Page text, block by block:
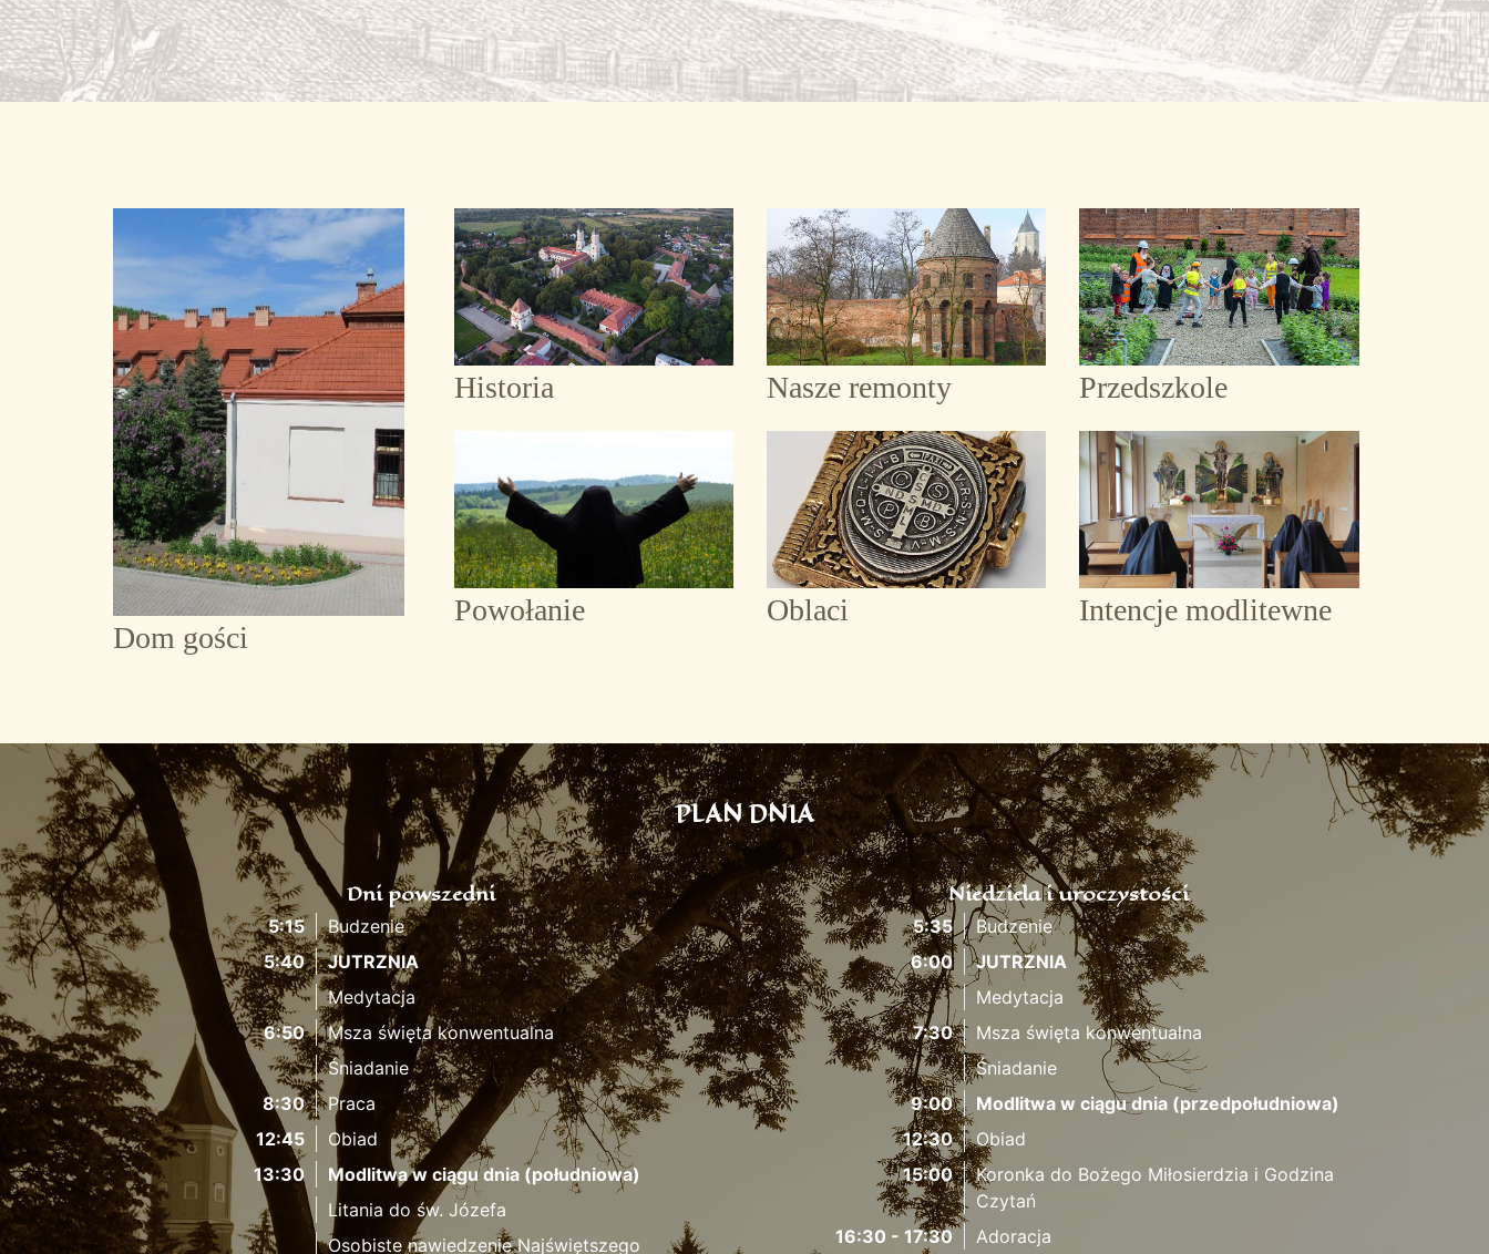
Dom gości
Historia Nasze remonty Przedszkole
Powołanie Oblaci Intencje modlitewne
PLAN DNIA
Dni powszedni
5:15
Budzenie
5:40
JUTRZNIA
Medytacja
6:50
Msza święta konwentualna
Śniadanie
8:30
Praca
12:45
Obiad
13:30
Modlitwa w ciągu dnia (południowa)
Litania do św. Józefa
Osobiste nawiedzenie Najświętszego
Niedziela i uroczystości
5:35
Budzenie
6:00
JUTRZNIA
Medytacja
7:30
Msza święta konwentualna
Śniadanie
9:00
Modlitwa w ciągu dnia (przedpołudniowa)
12:30
Obiad
15:00
Koronka do Bożego Miłosierdzia i Godzina
Czytań
16:30 - 17:30
Adoracja